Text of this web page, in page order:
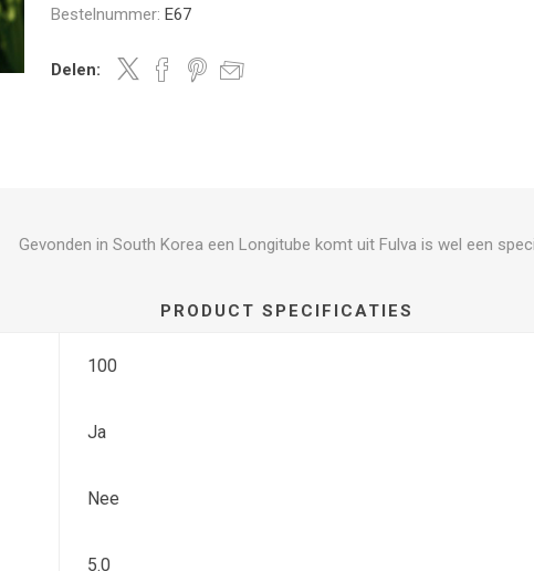
Bestelnummer: E67
Delen:
Gevonden in South Korea een Longitube komt uit Fulva is wel een
PRODUCT SPECIFICATIES
100
Ja
Nee
5.0